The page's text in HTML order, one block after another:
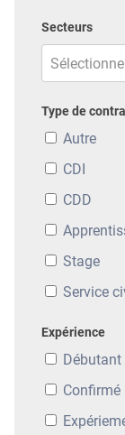
Secteurs
Type de
Autre
CDI
CDD
Stage
Service
Expérience
Confirmé